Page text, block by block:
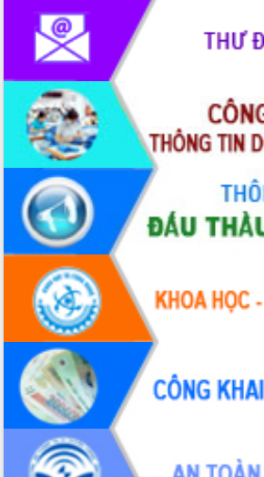
Kỳ họp Chuyên đề lần thứ Năm, HĐND
tỉnh Đắk Lắk thông qua các nghị quyết
quan trọng
Thống nhất danh sách giới thiệu ứng
cử đại biểu Quốc hội khoá XVI và đại
biểu HĐND tỉnh Đắk Lắk, nhiệm kỳ
2026-2031
Phát động hai phong trào thi đua quan
trọng trong kỷ nguyên mới
Hội nghị lần thứ tư Ban Chỉ đạo công
tác bầu cử tỉnh Đắk Lắk
Hội nghị Báo cáo viên Trung ương
tháng 01/2026
Phó Thủ tướng Hồ Quốc Dũng đánh giá
cao kết quả Chiến dịch Quang Trung
tại Đắk Lắk
Hội nghị Ban Chấp hành Đảng bộ tỉnh
Đắk Lắk lần thứ 2 (mở rộng)
Tập trung giải phóng mặt bằng, đẩy
nhanh tiến độ Tuyến đường bộ ven
biển
Gỡ khó, khởi công xây dựng, sửa chữa
toàn bộ nhà ở cho hộ dân đúng tiến độ
đề ra